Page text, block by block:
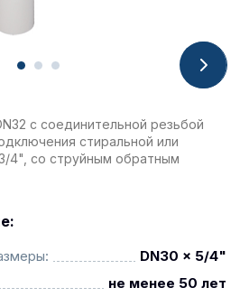
с соединительной резьбой
стиральной или
4", со струйным обратным
DN30 x 5/4"
не менее 50 лет